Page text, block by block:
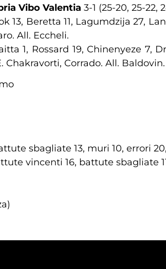
Vibo Valentia 3-1 (25-20, 25-22,
13, Beretta 11, Lagumdzija 27,
All. Eccheli.
1, Rossard 19, Chinenyeze 7,
Chakravorti, Corrado. All. Baldovin.
sbagliate 13, muri 10, errori
vincenti 16, battute sbagliate